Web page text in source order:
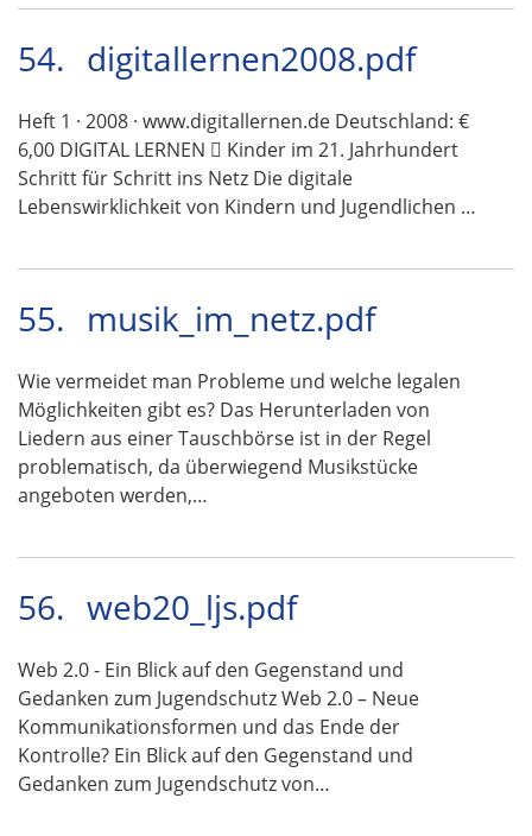
54. digitallernen2008.pdf
Heft 1 · 2008 · www.digitallernen.de Deutschland: €
6,00 DIGITAL LERNEN  Kinder im 21. Jahrhundert
Schritt für Schritt ins Netz Die digitale
Lebenswirklichkeit von Kindern und Jugendlichen …
55. musik_im_netz.pdf
Wie vermeidet man Probleme und welche legalen
Möglichkeiten gibt es? Das Herunterladen von
Liedern aus einer Tauschbörse ist in der Regel
problematisch, da überwiegend Musikstücke
angeboten werden,…
56. web20_ljs.pdf
Web 2.0 - Ein Blick auf den Gegenstand und
Gedanken zum Jugendschutz Web 2.0 – Neue
Kommunikationsformen und das Ende der
Kontrolle? Ein Blick auf den Gegenstand und
Gedanken zum Jugendschutz von…